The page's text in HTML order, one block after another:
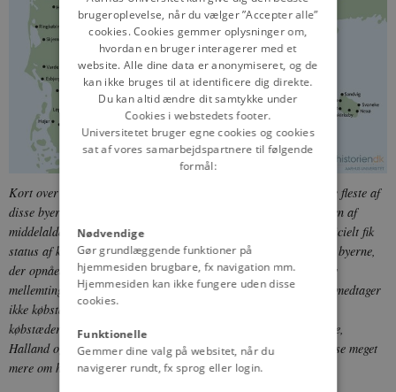
Kort over danske byer med købstadsprivilegier gennem tiden. De fleste af
disse byer med købstadsprivilegier fandtes allerede ved slutningen af
middelalderen, men flere kom til helt op til 1958, hvor Skjern officielt fik
status af købstad som den sidste by i Danmark. Det var ikke alle byerne,
der opnåede fuldstændig status som købstæder, men flere forblev
mellemting mellem landsby og købstad, såkaldte flækker. Kortet medtager
ikke købstæderne udenfor landets nuværende grænse, det vil sige
købstæderne i hertugdømmerne Slesvig og Holsten, samt i Skåne,
Halland og Blekinge. De fleste af byerne vist på kortet kan du læse meget
mere om her på siden.© danmarkshistorien.dk
brugeroplevelse, når du vælger ”Accepter alle”
cookies. Cookies gemmer oplysninger om,
hvordan en bruger interagerer med et
website. Alle dine data er anonymiseret, og de
kan ikke bruges til at identificere dig direkte.
Du kan altid ændre dit samtykke under
Cookies i webstedets footer.
Universitetet bruger egne cookies og cookies
sat af vores samarbejdspartnere til følgende
formål:
Nødvendige
Gør grundlæggende funktioner på
hjemmesiden brugbare, fx navigation mm.
Hjemmesiden kan ikke fungere uden disse
cookies.
Funktionelle
Gemmer dine valg på websitet, når du
navigerer rundt, fx sprog eller login.